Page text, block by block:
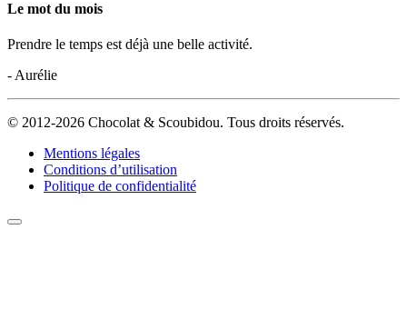
Le mot du mois
Prendre le temps est déjà une belle activité.
- Aurélie
© 2012-2026 Chocolat & Scoubidou. Tous droits réservés.
Mentions légales
Conditions d’utilisation
Politique de confidentialité